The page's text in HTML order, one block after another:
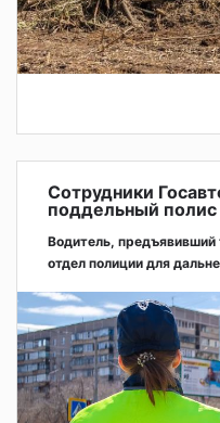
Сотрудники
поддельный
Водитель, предъявивший
отдел полиции для